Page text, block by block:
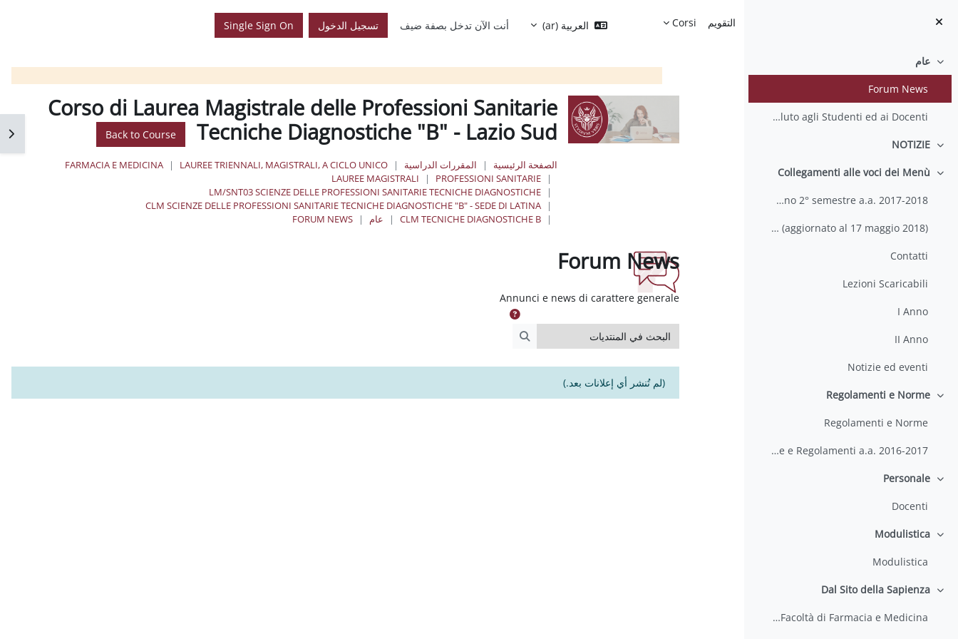
التقويم Corsi العربية ‎(ar)‎ أنت الآن تدخل بصفة ضيف تسجيل الدخول Single Sign On
طيعام
Forum News
Saluto agli Studenti ed ai Docenti
طيNOTIZIE
طيCollegamenti alle voci dei Menù
Calendario delle Lezioni 2° anno 2° semestre a.a. 2017-2018
Calendario Esami a.a. 2017-2018 (aggiornato al 17 maggio 2018)
Contatti
Lezioni Scaricabili
I Anno
II Anno
Notizie ed eventi
طيRegolamenti e Norme
Regolamenti e Norme
Guida per lo Studente - Norme e Regolamenti a.a. 2016-2017
طيPersonale
Docenti
طيModulistica
Modulistica
طيDal Sito della Sapienza
Corsi di Laurea della Facoltà di Farmacia e Medicina
Corso di Laurea Magistrale delle Professioni Sanitarie
Tecniche Diagnostiche "B" - Lazio Sud
Back to Course
الصفحة الرئيسية المقررات الدراسية LAUREE TRIENNALI, MAGISTRALI, A CICLO UNICO
FARMACIA E MEDICINA
PROFESSIONI SANITARIE
LAUREE MAGISTRALI
LM/SNT03 SCIENZE DELLE PROFESSIONI SANITARIE TECNICHE DIAGNOSTICHE
CLM SCIENZE DELLE PROFESSIONI SANITARIE TECNICHE DIAGNOSTICHE "B" - SEDE DI LATINA
CLM TECNICHE DIAGNOSTICHE B
عام FORUM NEWS
Forum News
متطلبات الإكمال
Annunci e news di carattere generale
البحث في المنتديات
(لم تُنشر أي إعلانات بعد.)